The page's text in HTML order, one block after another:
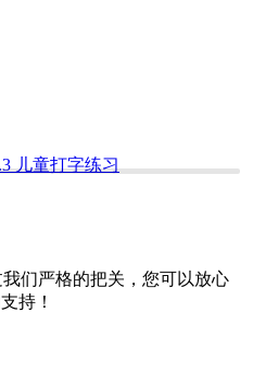
们严格的把关，您可以放心
持！